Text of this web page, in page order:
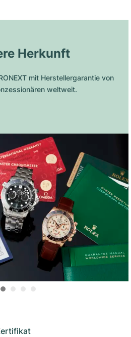
Herkunft
mit Herstellergarantie von
weltweit.